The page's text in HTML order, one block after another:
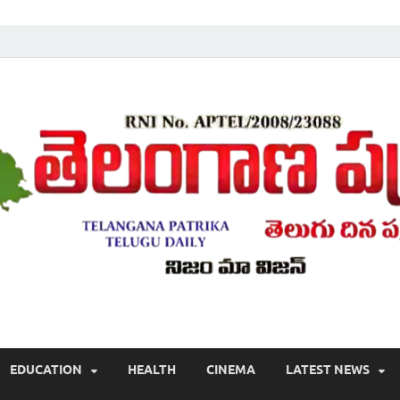
, తాజా వార్తలు , తెలుగు వార్తలు , బ్రేకింగ్ న్యూస్ తెలుగులో , తెలంగాణ లో తాజా
EDUCATION HEALTH CINEMA LATEST NEWS